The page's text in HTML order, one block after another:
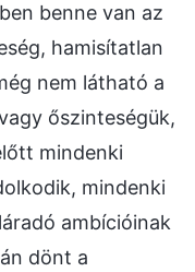
benne van az
hamisítatlan
nem látható a
őszinteségük,
mindenki
mindenki
ambícióinak
dönt a